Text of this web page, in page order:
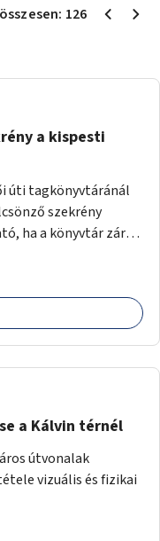
126
a kispesti
úti tagkönyvtáránál
szekrény
ha a könyvtár zárva
a Kálvin térnél
útvonalak
vizuális és fizikai